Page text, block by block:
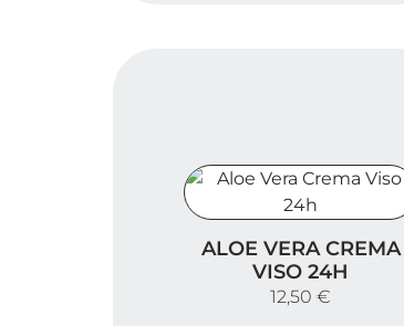
ALOE VERA CREMA
VISO 24H
12,50 €